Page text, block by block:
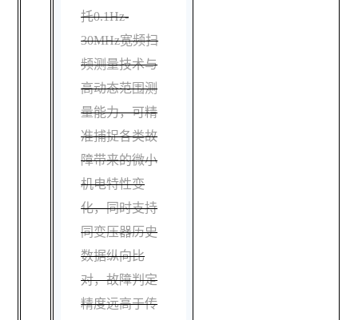
托0.1Hz-
30MHz宽频扫
频测量技术与
高动态范围测
量能力，可精
准捕捉各类故
障带来的微小
机电特性变
化，同时支持
同变压器历史
数据纵向比
对，故障判定
精度远高于传